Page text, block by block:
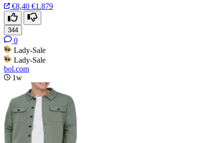
€8,40 €1.879
344
0
Lady-Sale
Lady-Sale
bol.com
1w